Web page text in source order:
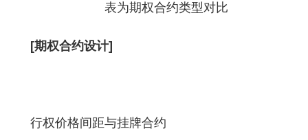
表为期权合约类型对比
[期权合约设计]
行权价格间距与挂牌合约